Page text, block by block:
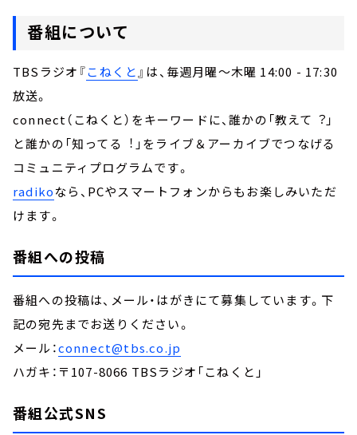
番組について
TBSラジオ『こねくと』は、毎週月曜～木曜 14:00 - 17:30
放送。
connect（こねくと）をキーワードに、誰かの「教えて︖」
と誰かの「知ってる︕」をライブ＆アーカイブでつなげる
コミュニティプログラムです。
radikoなら、PCやスマートフォンからもお楽しみいただ
けます。
番組への投稿
番組への投稿は、メール・はがきにて募集しています。下
記の宛先までお送りください。
メール：connect@tbs.co.jp
ハガキ：〒107-8066 TBSラジオ「こねくと」
番組公式SNS